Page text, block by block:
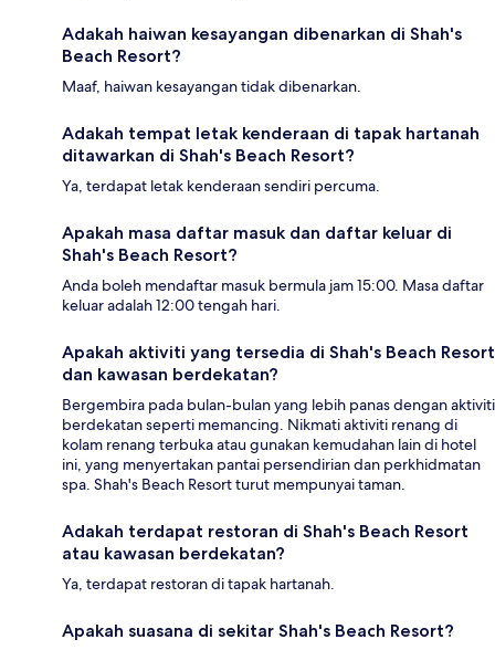
Adakah haiwan kesayangan dibenarkan di Shah's
Beach Resort?
Maaf, haiwan kesayangan tidak dibenarkan.
Adakah tempat letak kenderaan di tapak hartanah
ditawarkan di Shah's Beach Resort?
Ya, terdapat letak kenderaan sendiri percuma.
Apakah masa daftar masuk dan daftar keluar di
Shah's Beach Resort?
Anda boleh mendaftar masuk bermula jam 15:00. Masa daftar
keluar adalah 12:00 tengah hari.
Apakah aktiviti yang tersedia di Shah's Beach Resort
dan kawasan berdekatan?
Bergembira pada bulan-bulan yang lebih panas dengan aktiviti
berdekatan seperti memancing. Nikmati aktiviti renang di
kolam renang terbuka atau gunakan kemudahan lain di hotel
ini, yang menyertakan pantai persendirian dan perkhidmatan
spa. Shah's Beach Resort turut mempunyai taman.
Adakah terdapat restoran di Shah's Beach Resort
atau kawasan berdekatan?
Ya, terdapat restoran di tapak hartanah.
Apakah suasana di sekitar Shah's Beach Resort?